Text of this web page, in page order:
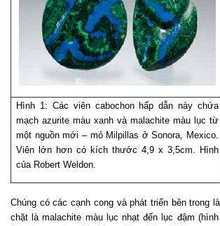
Hình 1: Các viên cabochon hấp dẫn này chứa
mạch azurite màu xanh và malachite màu lục từ
một nguồn mới – mỏ Milpillas ở Sonora, Mexico.
Viên lớn hơn có kích thước 4,9 x 3,5cm. Hình
của Robert Weldon.
Chúng có các cạnh cong và phát triển bên trong
chặt là malachite màu lục nhạt đến lục đậm